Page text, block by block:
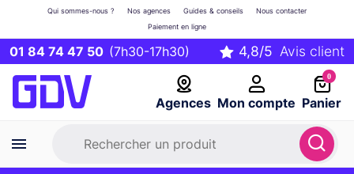
01 84 74 47 50 (7h30-17h30)
Agences Mon compte
Qui sommes-nous ? Nos agences Guides & conseils
Nous contacter
Paiement en ligne
0
Panier